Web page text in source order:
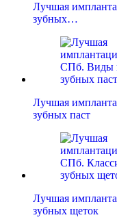
Лучшая
зубных…
Лучшая
зубных паст
Лучшая
зубных щеток